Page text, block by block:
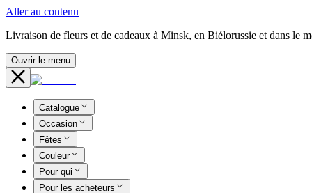
Aller au contenu
Livraison de fleurs et de cadeaux à Minsk, en Biélorussie et dans le
Ouvrir le menu
Catalogue
Occasion
Fêtes
Couleur
Pour qui
Pour les acheteurs